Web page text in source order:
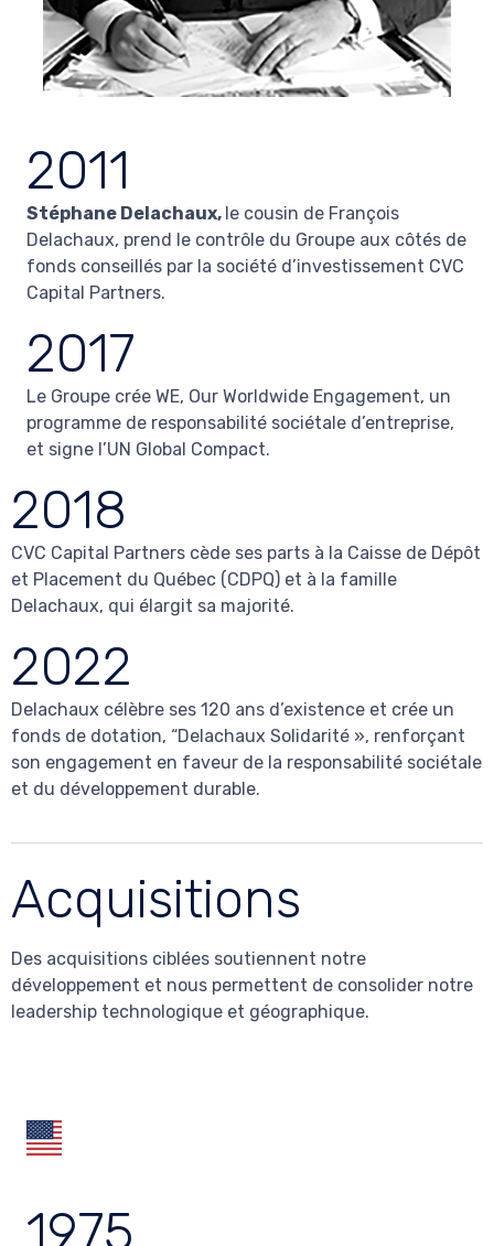
2011
Stéphane Delachaux, le cousin de François
Delachaux, prend le contrôle du Groupe aux côtés de
fonds conseillés par la société d’investissement CVC
Capital Partners.
2017
Le Groupe crée WE, Our Worldwide Engagement, un
programme de responsabilité sociétale d’entreprise,
et signe l’UN Global Compact.
2018
CVC Capital Partners cède ses parts à la Caisse de Dépôt
et Placement du Québec (CDPQ) et à la famille
Delachaux, qui élargit sa majorité.
2022
Delachaux célèbre ses 120 ans d’existence et crée un
fonds de dotation, “Delachaux Solidarité », renforçant
son engagement en faveur de la responsabilité sociétale
et du développement durable.
Acquisitions
Des acquisitions ciblées soutiennent notre
développement et nous permettent de consolider notre
leadership technologique et géographique.
1975